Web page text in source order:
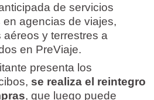
de servicios
agencias de viajes,
y terrestres a
en PreViaje.
presenta los
se realiza el reintegro
, que luego puede